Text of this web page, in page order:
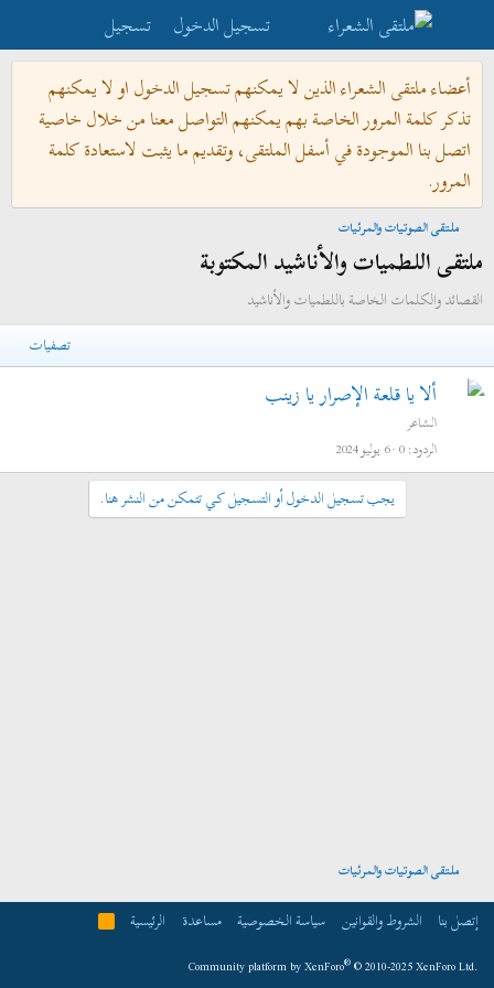
تسجيل الدخول
تسجيل
أعضاء ملتقى الشعراء الذين لا يمكنهم تسجيل الدخول او لا يمكنهم
تذكر كلمة المرور الخاصة بهم يمكنهم التواصل معنا من خلال خاصية
اتصل بنا الموجودة في أسفل الملتقى، وتقديم ما يثبت لاستعادة كلمة
المرور.
ملتقى الصوتيات والمرئيات
ملتقى اللطميات والأناشيد المكتوبة
القصائد والكلمات الخاصة باللطميات والأناشيد
تصفيات
ألا يا قلعة الإصرار يا زينب
الشاعر
الردود 0 6 يوليو 2024
يجب تسجيل الدخول أو التسجيل كي تتمكن من النشر هنا.
ملتقى الصوتيات والمرئيات
إتصل بنا الشروط والقوانين سياسة الخصوصية مساعدة الرئيسية R
S
Community platform by XenForo®© 2010-2025 XenForo Ltd.